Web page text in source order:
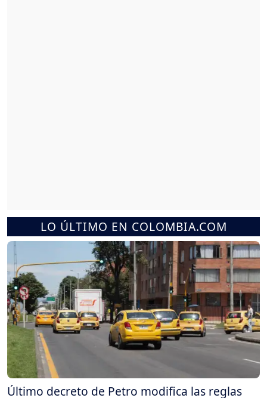
LO ÚLTIMO EN COLOMBIA.COM
Último decreto de Petro modifica las reglas